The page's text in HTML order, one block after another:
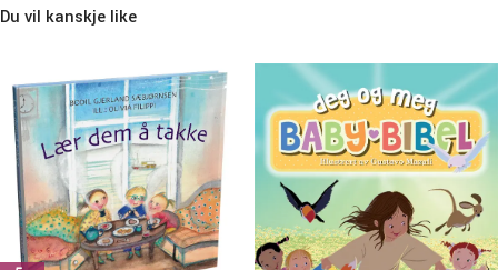
Du vil kanskje like